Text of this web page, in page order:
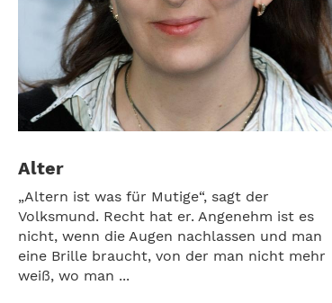
Alter
„Altern ist was für Mutige“, sagt der
Volksmund. Recht hat er. Angenehm ist es
nicht, wenn die Augen nachlassen und man
eine Brille braucht, von der man nicht mehr
weiß, wo man ...